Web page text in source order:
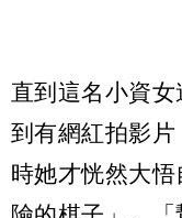
直到這名小資
到有網紅拍影
時她才恍然大